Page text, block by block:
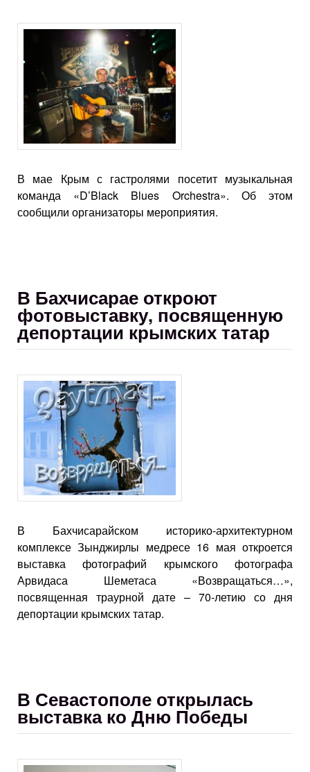
В мае Крым с гастролями посетит музыкальная
команда «D’Black Blues Orchestra». Об этом
сообщили организаторы мероприятия.
В Бахчисарае откроют
фотовыставку, посвященную
депортации крымских татар
В Бахчисарайском историко-архитектурном
комплексе Зынджирлы медресе 16 мая откроется
выставка фотографий крымского фотографа
Арвидаса Шеметаса «Возвращаться…»,
посвященная траурной дате – 70-летию со дня
депортации крымских татар.
В Севастополе открылась
выставка ко Дню Победы